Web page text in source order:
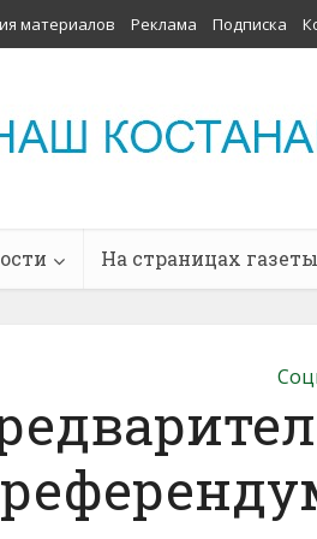
материалов Реклама Подписка
На страницах газеты